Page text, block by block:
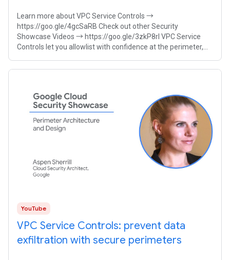
Learn more about VPC Service Controls →
https://goo.gle/4gcSaRB Check out other Security
Showcase Videos → https://goo.gle/3zkP8rl VPC Service
Controls let you allowlist with confidence at the perimeter,
YouTube
VPC Service Controls: prevent data
exfiltration with secure perimeters